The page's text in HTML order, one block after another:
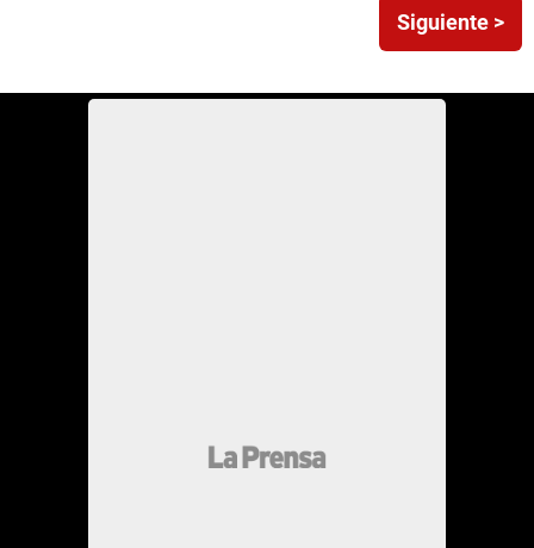
Siguiente >